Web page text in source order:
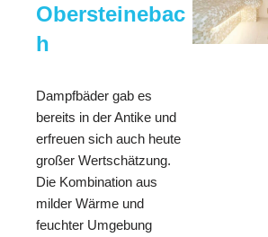
Obersteinebac
h
Dampfbäder gab es
bereits in der Antike und
erfreuen sich auch heute
großer Wertschätzung.
Die Kombination aus
milder Wärme und
feuchter Umgebung